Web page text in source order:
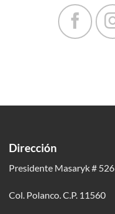
Dirección
Presidente Masaryk # 526
Col. Polanco. C.P. 11560